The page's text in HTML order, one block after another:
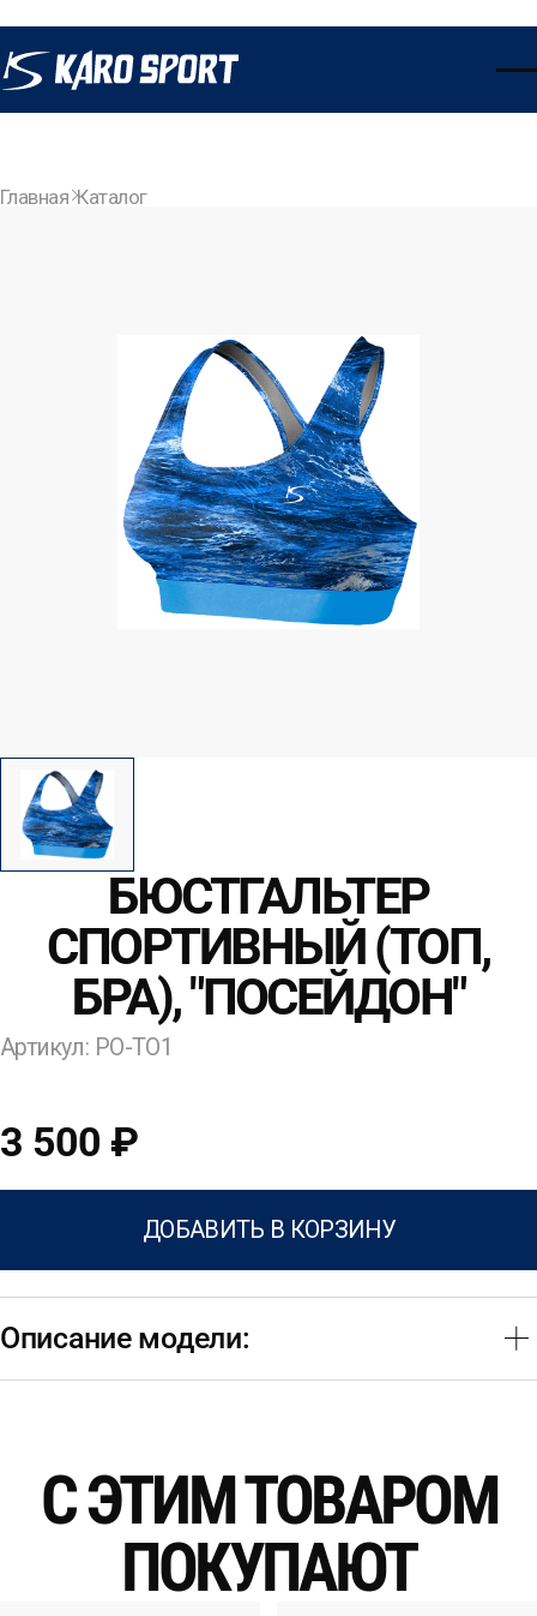
Главная Каталог
БЮСТГАЛЬТЕР
СПОРТИВНЫЙ (ТОП,
БРА), "ПОСЕЙДОН"
Артикул: PO-TO1
3 500 ₽
ДОБАВИТЬ В КОРЗИНУ
Описание модели:
С ЭТИМ ТОВАРОМ
ПОКУПАЮТ